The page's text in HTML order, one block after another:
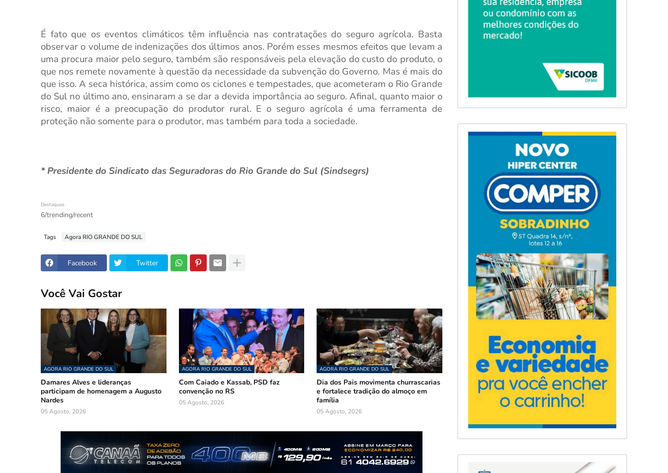
É fato que os eventos climáticos têm influência nas contratações do seguro agrícola. Basta
observar o volume de indenizações dos últimos anos. Porém esses mesmos efeitos que levam a
uma procura maior pelo seguro, também são responsáveis pela elevação do custo do produto, o
que nos remete novamente à questão da necessidade da subvenção do Governo. Mas é mais do
que isso. A seca histórica, assim como os ciclones e tempestades, que acometeram o Rio Grande
do Sul no último ano, ensinaram a se dar a devida importância ao seguro. Afinal, quanto maior o
risco, maior é a preocupação do produtor rural. E o seguro agrícola é uma ferramenta de
proteção não somente para o produtor, mas também para toda a sociedade.
* Presidente do Sindicato das Seguradoras do Rio Grande do Sul (Sindsegrs)
Destaques
6/trending/recent
Tags Agora RIO GRANDE DO SUL
Facebook Twitter
Você Vai Gostar
AGORA RIO GRANDE DO SUL
Damares Alves e lideranças
participam de homenagem a Augusto
Nardes
05 Agosto, 2026
AGORA RIO GRANDE DO SUL
Com Caiado e Kassab, PSD faz
convenção no RS
05 Agosto, 2026
AGORA RIO GRANDE DO SUL
Dia dos Pais movimenta churrascarias
e fortalece tradição do almoço em
família
05 Agosto, 2026